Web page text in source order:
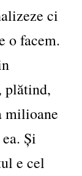
ci
o facem.
plătind,
milioane
Și
e cel